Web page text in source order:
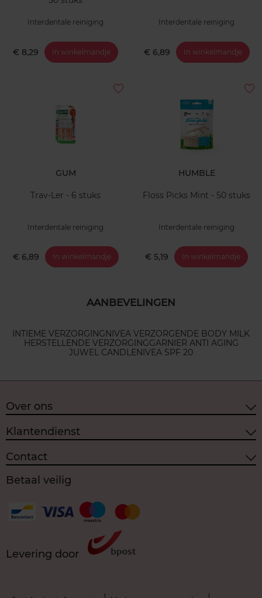
Interdentale reiniging
€ 8,29 In winkelmandje
Interdentale reiniging
€ 6,89 In winkelmandje
GUM
Trav-Ler - 6 stuks
Interdentale reiniging
€ 6,89 In winkelmandje
HUMBLE
Floss Picks Mint - 50 stuks
Interdentale reiniging
€ 5,19 In winkelmandje
AANBEVELINGEN
INTIEME VERZORGINGNIVEA VERZORGENDE BODY MILK
HERSTELLENDE VERZORGINGGARNIER ANTI AGING
JUWEL CANDLENIVEA SPF 20
Over ons
Klantendienst
Contact
Betaal veilig
Levering door